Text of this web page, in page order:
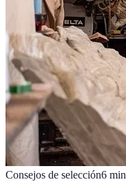
Consejos de selección6 min